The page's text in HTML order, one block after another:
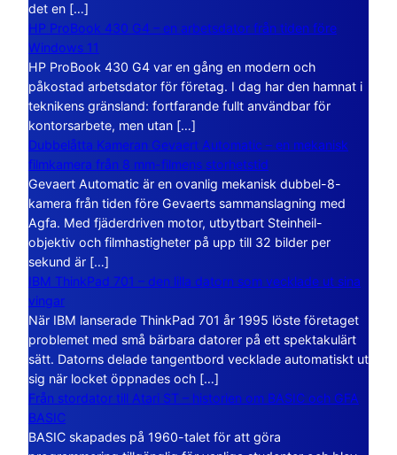
det en […]
HP ProBook 430 G4 – en arbetsdator från tiden före
Windows 11
HP ProBook 430 G4 var en gång en modern och
påkostad arbetsdator för företag. I dag har den hamnat i
teknikens gränsland: fortfarande fullt användbar för
kontorsarbete, men utan […]
Dubbelåtta Kameran Gevaert Automatic – en mekanisk
filmkamera från 8 mm-filmens storhetstid
Gevaert Automatic är en ovanlig mekanisk dubbel-8-
kamera från tiden före Gevaerts sammanslagning med
Agfa. Med fjäderdriven motor, utbytbart Steinheil-
objektiv och filmhastigheter på upp till 32 bilder per
sekund är […]
IBM ThinkPad 701 – den lilla datorn som vecklade ut sina
vingar
När IBM lanserade ThinkPad 701 år 1995 löste företaget
problemet med små bärbara datorer på ett spektakulärt
sätt. Datorns delade tangentbord vecklade automatiskt ut
sig när locket öppnades och […]
Från stordator till Atari ST – historien om BASIC och GFA
BASIC
BASIC skapades på 1960-talet för att göra